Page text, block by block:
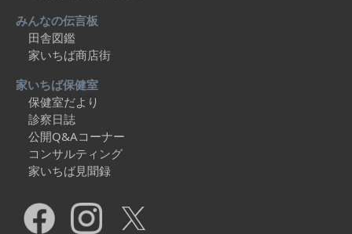
みんなの伝言板
田舎図鑑
家いちば商店街
家いちば保健室
保健室だより
診察日誌
公開Q&Aコーナー
コンサルティング
家いちば見聞録